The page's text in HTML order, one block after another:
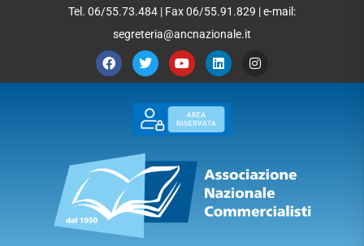
Tel. 06/55.73.484 | Fax 06/55.91.829 | e-mail:
segreteria@ancnazionale.it